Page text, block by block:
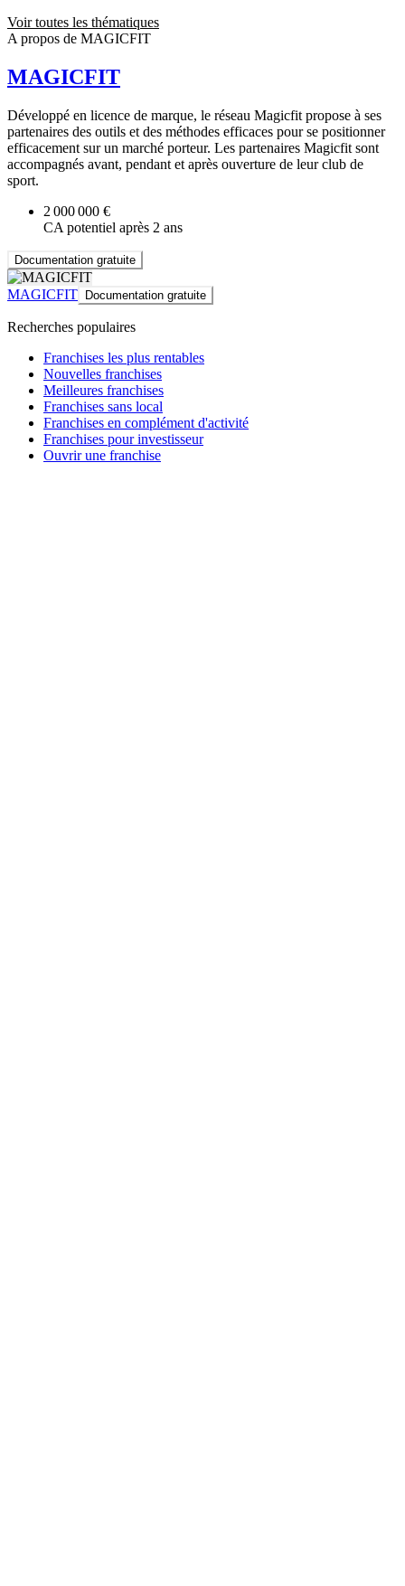
Voir toutes les thématiques
A propos de MAGICFIT
MAGICFIT
Développé en licence de marque, le réseau Magicfit propose à ses
partenaires des outils et des méthodes efficaces pour se positionner
efficacement sur un marché porteur. Les partenaires Magicfit sont
accompagnés avant, pendant et après ouverture de leur club de
sport.
2 000 000 €
CA potentiel après 2 ans
Documentation gratuite
MAGICFIT Documentation gratuite
Recherches populaires
Franchises les plus rentables
Nouvelles franchises
Meilleures franchises
Franchises sans local
Franchises en complément d'activité
Franchises pour investisseur
Ouvrir une franchise